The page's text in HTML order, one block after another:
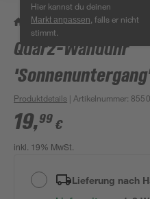
Hier kannst du deinen
Markt anpassen , falls er nicht
stimmt.
/ Wohnen & Haushalt /
Quarz-Wanduhr
Produktdetails | Artikelnummer:
19,99 €
inkl. 19% MwSt.
Lieferung nach